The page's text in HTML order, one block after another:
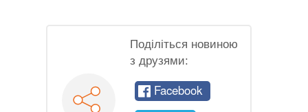
Поділіться новиною
з друзями:
Facebook